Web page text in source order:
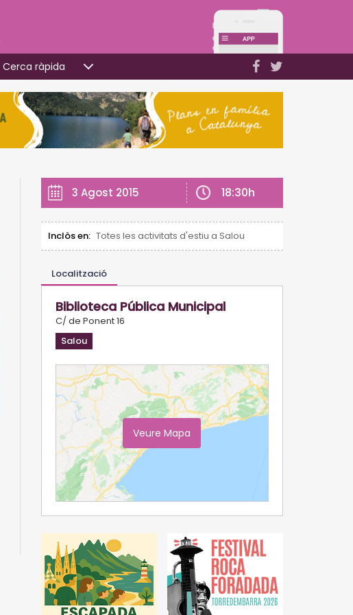
Cerca ràpida
3 Agost 2015 18:30h
Inclòs en: Totes les activitats d'estiu a Salou
Localització
Biblioteca Pública Municipal
C/ de Ponent 16
Salou
Veure Mapa